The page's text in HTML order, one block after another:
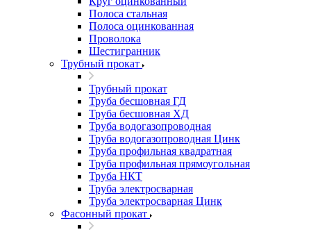
Полоса стальная
Полоса оцинкованная
Проволока
Шестигранник
Трубный прокат
Трубный прокат
Труба бесшовная ГД
Труба бесшовная ХД
Труба водогазопроводная
Труба водогазопроводная Цинк
Труба профильная квадратная
Труба профильная прямоугольная
Труба НКТ
Труба электросварная
Труба электросварная Цинк
Фасонный прокат